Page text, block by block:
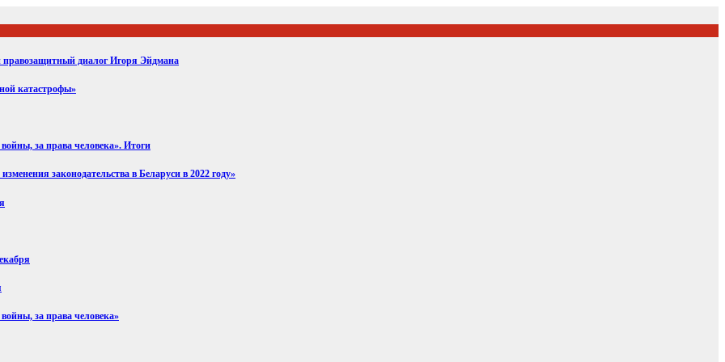
правозащитный диалог Игоря Эйдмана
катастрофы»
за права человека». Итоги
законодательства в Беларуси в 2022 году»
за права человека»